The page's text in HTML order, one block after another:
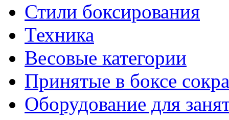
Стили боксирования
Техника
Весовые категории
Принятые в боксе
Оборудование для